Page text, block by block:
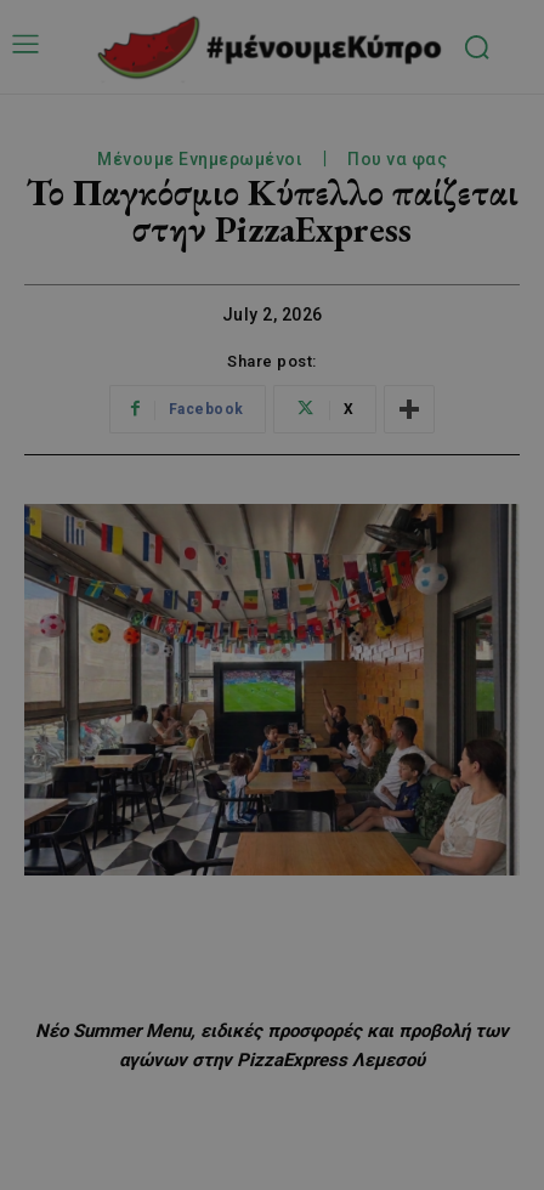
Μένουμε Ενημερωμένοι Που να φας
Το Παγκόσμιο Κύπελλο παίζεται
στην PizzaExpress
July 2, 2026
Share post:
Facebook X
Νέο Summer Menu, ειδικές προσφορές και προβολή των
αγώνων στηνPizzaExpressΛεμεσού